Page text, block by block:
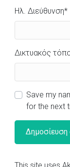
Ηλ. Διεύθυνση*
Δικτυακός
Save my
for the next
This site uses